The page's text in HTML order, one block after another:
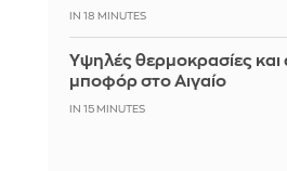
IN 18 MINUTES
Υψηλές θερμοκρασίες και
μποφόρ στο Αιγαίο
IN 15 MINUTES